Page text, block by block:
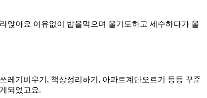
앉아요 이유없이 밥을먹으며 울기도하고 세수하다가 울
레기비우기, 책상정리하기, 아파트계단오르기 등등 꾸준
되었고요.